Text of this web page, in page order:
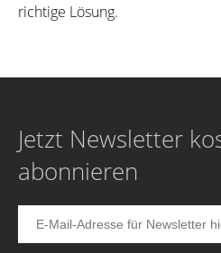
richtige Lösung.
Jetzt Newsletter
abonnieren